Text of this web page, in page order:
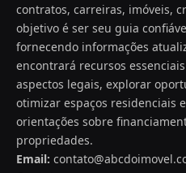
contratos, carreiras, imóveis,
objetivo é ser seu guia
fornecendo informações
encontrará recursos
aspectos legais, explorar
otimizar espaços residenciais
orientações sobre
propriedades.
Email: